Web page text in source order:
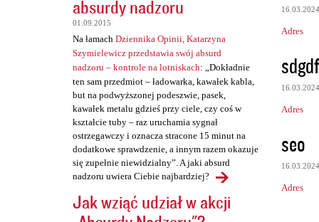
absurdy nadzoru
01.09.2015
Na łamach Dziennika Opinii, Katarzyna
Szymielewicz przedstawia swój absurd
nadzoru – kontrole na lotniskach: „Dokładnie
ten sam przedmiot – ładowarka, kawałek kabla,
but na podwyższonej podeszwie, pasek,
kawałek metalu gdzieś przy ciele, czy coś w
kształcie tuby – raz uruchamia sygnał
ostrzegawczy i oznacza stracone 15 minut na
dodatkowe sprawdzenie, a innym razem okazuje
się zupełnie niewidzialny”. A jaki absurd
nadzoru uwiera Ciebie najbardziej?
Jak wziąć udział w akcji
16.03.2024
Adres
16.03.2024
Adres
seo
16.03.2024
Adres